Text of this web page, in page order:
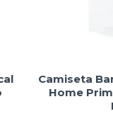
Camiseta
Home